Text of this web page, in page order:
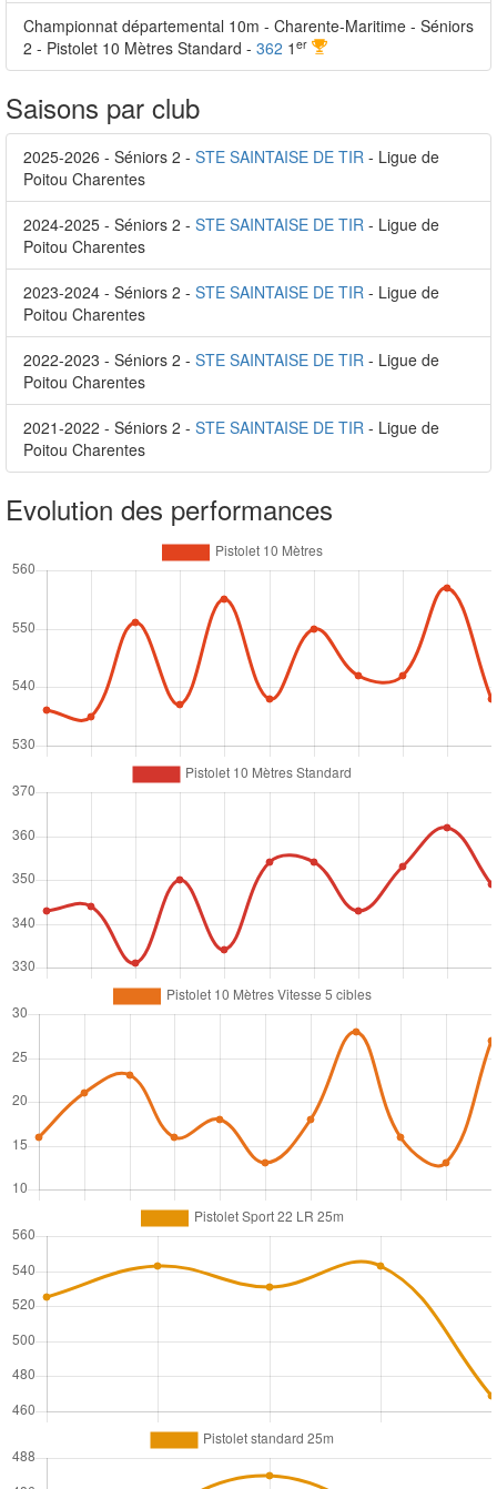
Championnat départemental 10m - Charente-Maritime - Séniors
2 - Pistolet 10 Mètres Standard - 362 1 er
Saisons par club
2025-2026 - Séniors 2 - STE SAINTAISE DE TIR - Ligue de
Poitou Charentes
2024-2025 - Séniors 2 - STE SAINTAISE DE TIR - Ligue de
Poitou Charentes
2023-2024 - Séniors 2 - STE SAINTAISE DE TIR - Ligue de
Poitou Charentes
2022-2023 - Séniors 2 - STE SAINTAISE DE TIR - Ligue de
Poitou Charentes
2021-2022 - Séniors 2 - STE SAINTAISE DE TIR - Ligue de
Poitou Charentes
Evolution des performances